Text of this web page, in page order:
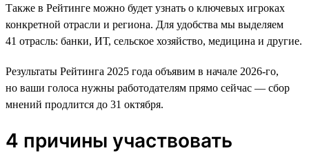
Также в Рейтинге можно будет узнать о ключевых игроках
конкретной отрасли и региона. Для удобства мы выделяем
41 отрасль: банки, ИТ, сельское хозяйство, медицина и другие.
Результаты Рейтинга 2025 года объявим в начале 2026-го,
но ваши голоса нужны работодателям прямо сейчас — сбор
мнений продлится до 31 октября.
4 причины участвовать